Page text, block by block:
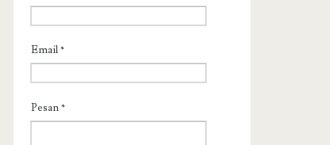
Email*
Pesan*